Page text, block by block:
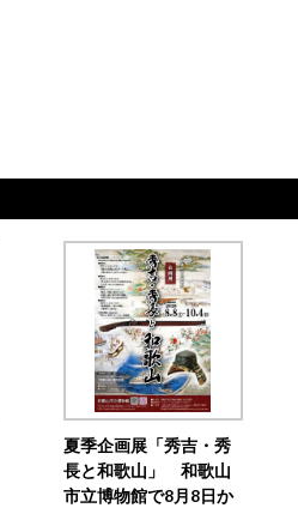
夏季企画展「秀吉・秀
長と和歌山」 和歌山
市立博物館で8月8日か